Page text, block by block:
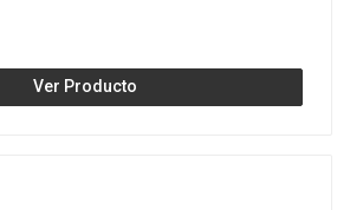
Ver Producto